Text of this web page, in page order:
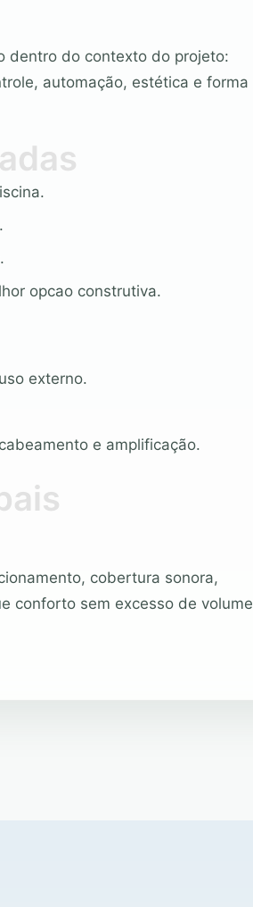
dentro do contexto do projeto:
automação, estética e forma
opcao construtiva.
externo.
e amplificação.
cobertura sonora,
conforto sem excesso de volume